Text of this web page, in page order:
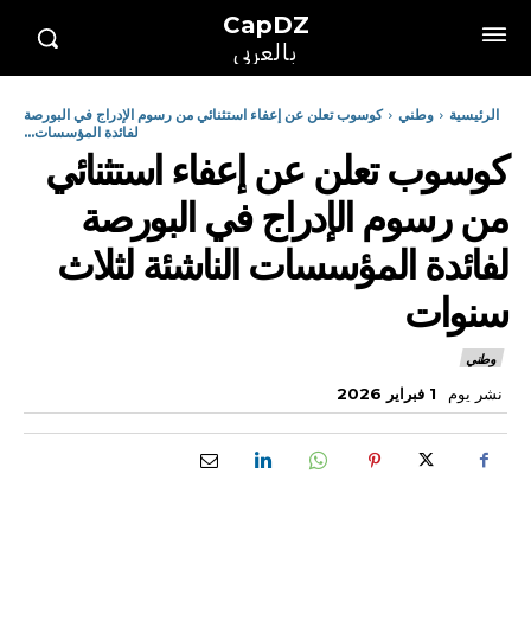
CapDZ
بالعربي
الرئيسية وطني
كوسوب تعلن عن إعفاء استثنائي من رسوم الإدراج في البورصة
لفائدة المؤسسات...
كوسوب تعلن عن إعفاء استثنائي
من رسوم الإدراج في البورصة
لفائدة المؤسسات الناشئة لثلاث
سنوات
وطني
نشر يوم 1 فبراير 2026